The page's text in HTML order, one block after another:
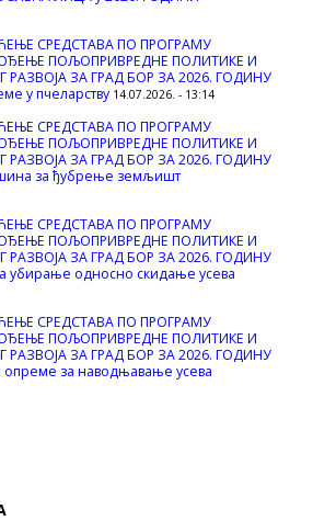
СРЕДСТАВА ПО ПРОГРАМУ
ПОЉОПРИВРЕДНЕ ПОЛИТИКЕ И
ЗА ГРАД БОР ЗА 2026. ГОДИНУ
у пчеларству 14.07.2026. - 13:14
СРЕДСТАВА ПО ПРОГРАМУ
ПОЉОПРИВРЕДНЕ ПОЛИТИКЕ И
ЗА ГРАД БОР ЗА 2026. ГОДИНУ
за ђубрење земљишт
СРЕДСТАВА ПО ПРОГРАМУ
ПОЉОПРИВРЕДНЕ ПОЛИТИКЕ И
ЗА ГРАД БОР ЗА 2026. ГОДИНУ
убирање односно скидање усева
СРЕДСТАВА ПО ПРОГРАМУ
ПОЉОПРИВРЕДНЕ ПОЛИТИКЕ И
ЗА ГРАД БОР ЗА 2026. ГОДИНУ
за наводњавање усева